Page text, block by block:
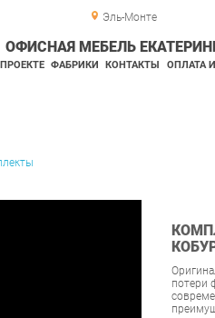
Эль-Монте
ОФИСНАЯ МЕБЕЛЬ
ФАБРИКИ КОНТАКТЫ ОПЛАТА
потери